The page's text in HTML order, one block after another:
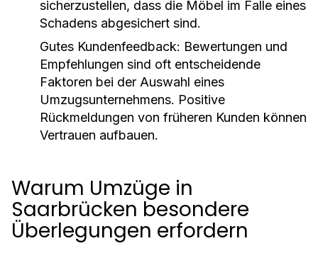
sicherzustellen, dass die Möbel im Falle eines
Schadens abgesichert sind.
Gutes Kundenfeedback: Bewertungen und
Empfehlungen sind oft entscheidende
Faktoren bei der Auswahl eines
Umzugsunternehmens. Positive
Rückmeldungen von früheren Kunden können
Vertrauen aufbauen.
Warum Umzüge in
Saarbrücken besondere
Überlegungen erfordern